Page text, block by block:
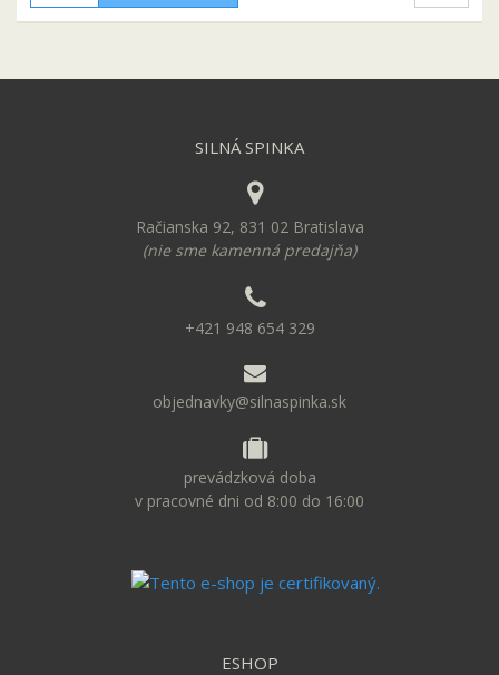
SILNÁ SPINKA
Račianska 92, 831 02 Bratislava
(nie sme kamenná predajňa)
+421 948 654 329
objednavky@silnaspinka.sk
prevádzková doba
v pracovné dni od 8:00 do 16:00
ESHOP